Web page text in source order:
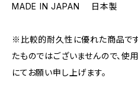
MADE IN JAPAN 日本製
※比較的耐久性に優れた商品で
たものではございませんので、
にてお願い申し上げます。